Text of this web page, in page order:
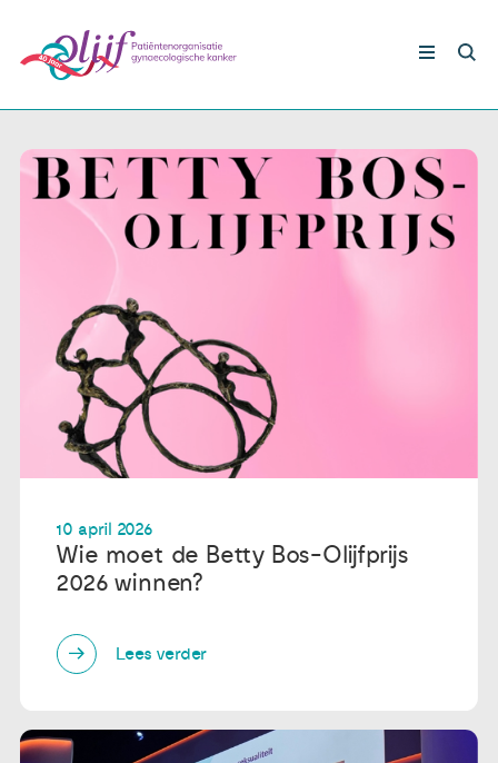
Nieuws
Publicaties
Over ons
Contact
Gynaecologische kankers
Lotgenoten
Leven met/na kanker
Steun ons
Nieuws
10 april 2026
Wie moet de Betty Bos-Olijfprijs
2026 winnen?
Lees verder